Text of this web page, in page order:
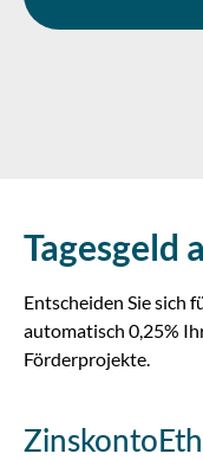
Tagesgeld
Entscheiden Sie sich
automatisch 0,25%
Förderprojekte.